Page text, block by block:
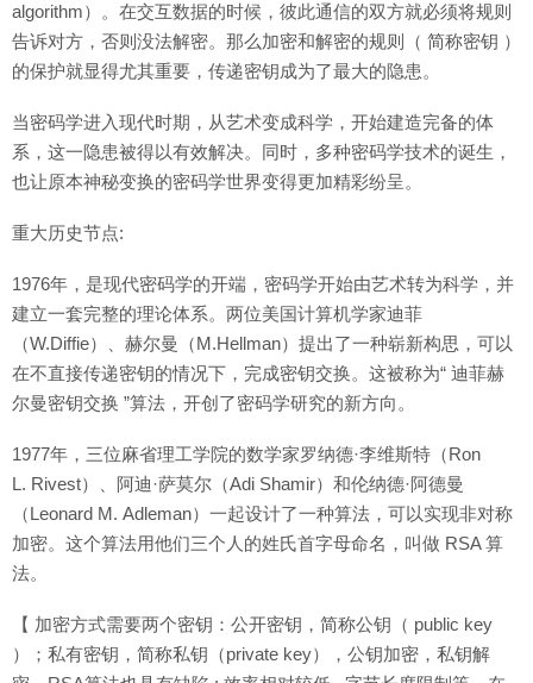
algorithm）。在交互数据的时候，彼此通信的双方就必须将规则
告诉对方，否则没法解密。那么加密和解密的规则（ 简称密钥 ）
的保护就显得尤其重要，传递密钥成为了最大的隐患。
当密码学进入现代时期，从艺术变成科学，开始建造完备的体
系，这一隐患被得以有效解决。同时，多种密码学技术的诞生，
也让原本神秘变换的密码学世界变得更加精彩纷呈。
重大历史节点:
1976年，是现代密码学的开端，密码学开始由艺术转为科学，并
建立一套完整的理论体系。两位美国计算机学家迪菲
（W.Diffie）、赫尔曼（M.Hellman）提出了一种崭新构思，可以
在不直接传递密钥的情况下，完成密钥交换。这被称为“ 迪菲赫
尔曼密钥交换 ”算法，开创了密码学研究的新方向。
1977年，三位麻省理工学院的数学家罗纳德·李维斯特（Ron
L. Rivest）、阿迪·萨莫尔（Adi Shamir）和伦纳德·阿德曼
（Leonard M. Adleman）一起设计了一种算法，可以实现非对称
加密。这个算法用他们三个人的姓氏首字母命名，叫做 RSA 算
法。
【 加密方式需要两个密钥：公开密钥，简称公钥（ public key
）；私有密钥，简称私钥（private key），公钥加密，私钥解